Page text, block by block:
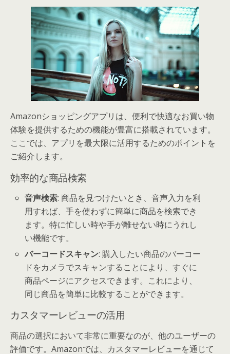
Amazonショッピングアプリは、便利で快適なお買い物
体験を提供するための機能が豊富に搭載されています。
ここでは、アプリを最大限に活用するためのポイントを
ご紹介します。
効率的な商品検索
音声検索: 商品を見つけたいとき、音声入力を利
用すれば、手を使わずに簡単に商品を検索でき
ます。特に忙しい時や手が離せない時にうれし
い機能です。
バーコードスキャン: 購入したい商品のバーコー
ドをカメラでスキャンすることにより、すぐに
商品ページにアクセスできます。これにより、
同じ商品を簡単に比較することができます。
カスタマーレビューの活用
商品の選択において非常に重要なのが、他のユーザーの
評価です。Amazonでは、カスタマーレビューを通じて